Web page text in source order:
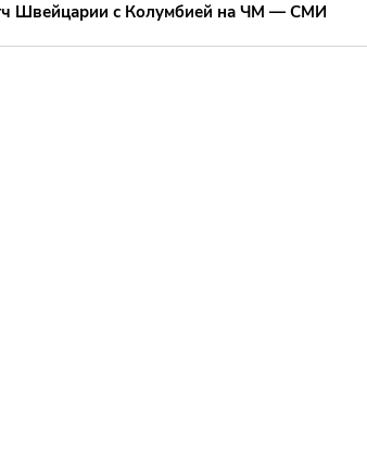
Швейцарии с Колумбией на ЧМ — СМИ